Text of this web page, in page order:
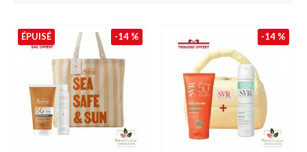
-14 %
ÉPUISÉ -14 %